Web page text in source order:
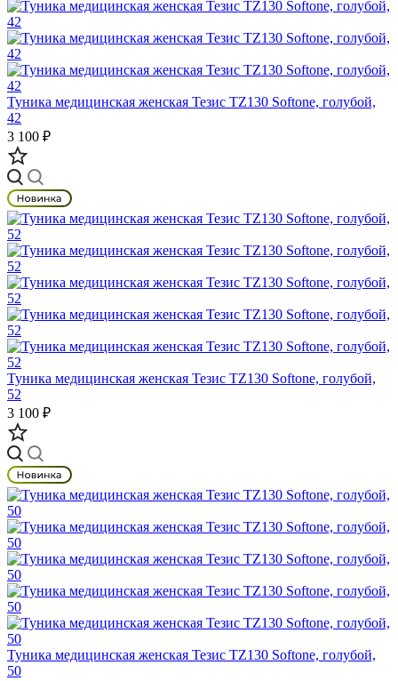
Туника медицинская женская Тезис TZ130 Softone, голубой,
42
3 100 ₽
Туника медицинская женская Тезис TZ130 Softone, голубой,
52
3 100 ₽
Туника медицинская женская Тезис TZ130 Softone, голубой,
50